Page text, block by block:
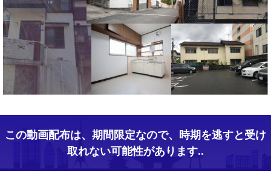
この動画配布は、期間限定なので、時期を逃すと受け
取れない可能性があります..